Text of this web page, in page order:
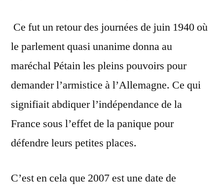
Ce fut un retour des journées de juin 1940 où
le parlement quasi unanime donna au
maréchal Pétain les pleins pouvoirs pour
demander l’armistice à l’Allemagne. Ce qui
signifiait abdiquer l’indépendance de la
France sous l’effet de la panique pour
défendre leurs petites places.
C’est en cela que 2007 est une date de